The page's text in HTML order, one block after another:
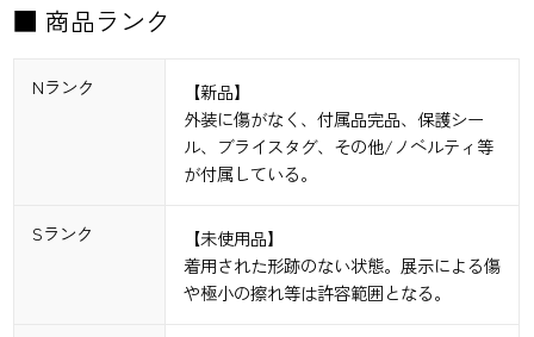
■ 商品ランク
Nランク
【新品】
外装に傷がなく、付属品完品、保護シー
ル、ブライスタグ、その他/ノベルティ等
が付属している。
Sランク
【未使用品】
着用された形跡のない状態。展示による傷
や極小の擦れ等は許容範囲となる。